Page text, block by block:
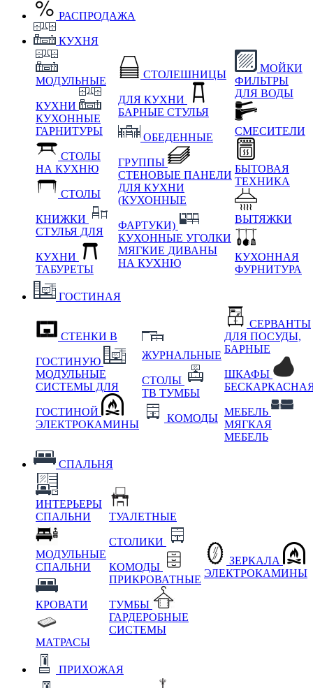
РАСПРОДАЖА
КУХНЯ
МОДУЛЬНЫЕ
КУХНИ
КУХОННЫЕ
ГАРНИТУРЫ
СТОЛЫ
НА КУХНЮ
СТОЛЫ
КНИЖКИ
СТУЛЬЯ ДЛЯ
КУХНИ
ТАБУРЕТЫ
СТОЛЕШНИЦЫ
ДЛЯ КУХНИ
БАРНЫЕ СТУЛЬЯ
ОБЕДЕННЫЕ
ГРУППЫ
СТЕНОВЫЕ ПАНЕЛИ
ДЛЯ КУХНИ
(КУХОННЫЕ
ФАРТУКИ)
КУХОННЫЕ УГОЛКИ
МЯГКИЕ ДИВАНЫ
НА КУХНЮ
МОЙКИ
ФИЛЬТРЫ
ДЛЯ ВОДЫ
СМЕСИТЕЛИ
БЫТОВАЯ
ТЕХНИКА
ВЫТЯЖКИ
КУХОННАЯ
ФУРНИТУРА
ГОСТИНАЯ
СТЕНКИ В
ГОСТИНУЮ
МОДУЛЬНЫЕ
СИСТЕМЫ ДЛЯ
ГОСТИНОЙ
ЭЛЕКТРОКАМИНЫ
ЖУРНАЛЬНЫЕ
СТОЛЫ
ТВ ТУМБЫ
КОМОДЫ
СЕРВАНТЫ
ДЛЯ ПОСУДЫ,
БАРНЫЕ
ШКАФЫ
МЕБЕЛЬ
МЯГКАЯ
МЕБЕЛЬ
СПАЛЬНЯ
ИНТЕРЬЕРЫ
СПАЛЬНИ
МОДУЛЬНЫЕ
СПАЛЬНИ
КРОВАТИ
МАТРАСЫ
ТУАЛЕТНЫЕ
СТОЛИКИ
КОМОДЫ
ПРИКРОВАТНЫЕ
ТУМБЫ
ГАРДЕРОБНЫЕ
СИСТЕМЫ
ЗЕРКАЛА
ЭЛЕКТРОКАМИНЫ
ПРИХОЖАЯ